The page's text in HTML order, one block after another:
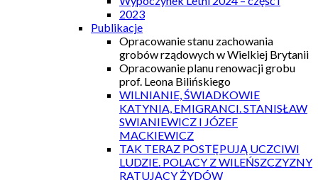
2023
Publikacje
Opracowanie stanu zachowania
grobów rządowych w Wielkiej Brytanii
Opracowanie planu renowacji grobu
prof. Leona Bilińskiego
WILNIANIE, ŚWIADKOWIE
KATYNIA, EMIGRANCI. STANISŁAW
SWIANIEWICZ I JÓZEF
MACKIEWICZ
TAK TERAZ POSTĘPUJĄ UCZCIWI
LUDZIE. POLACY Z WILEŃSZCZYZNY
RATUJĄCY ŻYDÓW